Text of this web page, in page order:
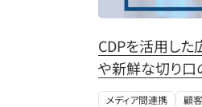
CDPを活用した
や新鮮な切り
メディア間連携 顧